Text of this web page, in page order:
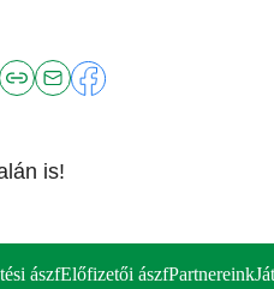
is!
ászfElőfizetői ászfPartnereink